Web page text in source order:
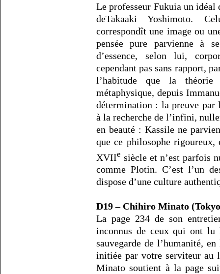
Le professeur Fukuia un
deTakaaki Yoshimoto.
correspondît une image ou
pensée pure parvienne à
d’essence, selon lui,
cependant pas sans rapport,
l’habitude que la théorie
métaphysique, depuis
détermination : la preuve par
à la recherche de l’infini,
en beauté : Kassile ne
que ce philosophe
XVIIe siècle et n’est parfois
comme Plotin. C’est l’un
dispose d’une culture
D19 – Chihiro Minato
La page 234 de son
inconnus de ceux qui ont lu
sauvegarde de l’humanité,
initiée par votre serviteur au
Minato soutient à la page